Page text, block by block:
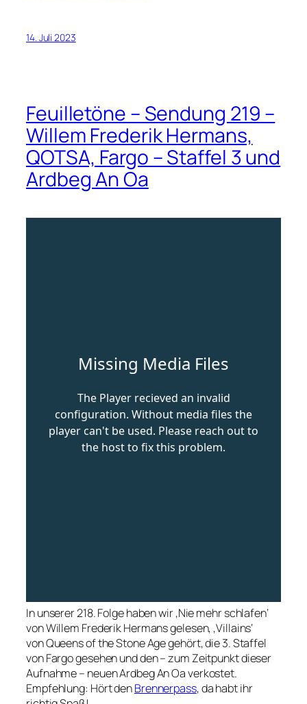
14. Juli 2023
Feuilletöne – Sendung 219 –
Willem Frederik Hermans,
QOTSA, Fargo – Staffel 3 und
Ardbeg An Oa
In unserer 218. Folge haben wir ‚Nie mehr schlafen‘
von Willem Frederik Hermans gelesen, ‚Villains‘
von Queens of the Stone Age gehört, die 3. Staffel
von Fargo gesehen und den – zum Zeitpunkt dieser
Aufnahme – neuen Ardbeg An Oa verkostet.
Empfehlung: Hört denBrennerpass, da habt ihr